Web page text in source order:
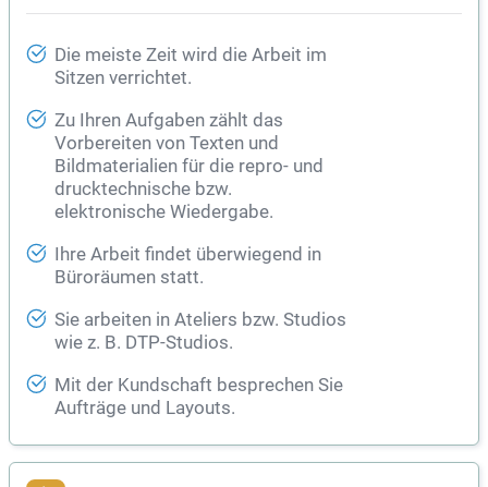
Die meiste Zeit wird die Arbeit im
Sitzen verrichtet.
Zu Ihren Aufgaben zählt das
Vorbereiten von Texten und
Bildmaterialien für die repro- und
drucktechnische bzw.
elektronische Wiedergabe.
Ihre Arbeit findet überwiegend in
Büroräumen statt.
Sie arbeiten in Ateliers bzw. Studios
wie z. B. DTP-Studios.
Mit der Kundschaft besprechen Sie
Aufträge und Layouts.